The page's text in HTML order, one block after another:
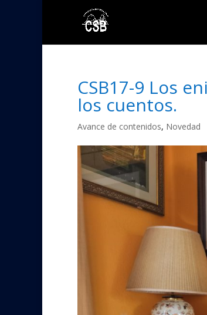
CSB17-9 Los
los cuentos.
Avance de contenidos, Novedad